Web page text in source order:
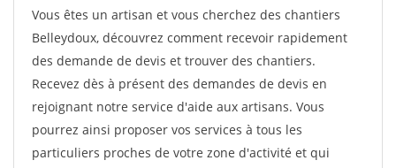
Vous êtes un artisan et vous cherchez des chantiers
Belleydoux, découvrez comment recevoir rapidement
des demande de devis et trouver des chantiers.
Recevez dès à présent des demandes de devis en
rejoignant notre service d'aide aux artisans. Vous
pourrez ainsi proposer vos services à tous les
particuliers proches de votre zone d'activité et qui